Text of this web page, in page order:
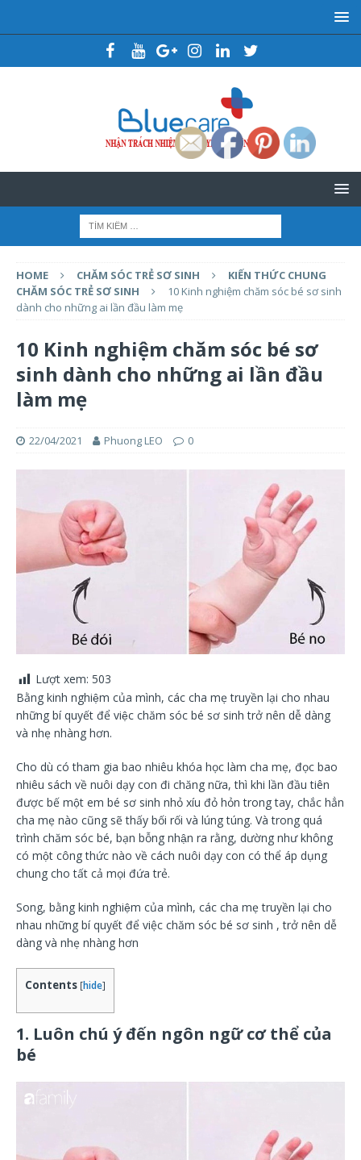
HOME CHĂM SÓC TRẺ SƠ SINH
KIẾN THỨC CHUNG
CHĂM SÓC TRẺ SƠ SINH
10 Kinh nghiệm chăm sóc bé sơ sinh
dành cho những ai lần đầu làm mẹ
10 Kinh nghiệm chăm sóc bé sơ
sinh dành cho những ai lần đầu
làm mẹ
22/04/2021 Phuong LEO 0
Lượt xem: 503
Bằng kinh nghiệm của mình, các cha mẹ truyền lại cho nhau
những bí quyết để việc chăm sóc bé sơ sinh trở nên dễ dàng
và nhẹ nhàng hơn.
Cho dù có tham gia bao nhiêu khóa học làm cha mẹ, đọc bao
nhiêu sách về nuôi dạy con đi chăng nữa, thì khi lần đầu tiên
được bế một em bé sơ sinh nhỏ xíu đỏ hỏn trong tay, chắc hẳn
cha mẹ nào cũng sẽ thấy bối rối và lúng túng. Và trong quá
trình chăm sóc bé, bạn bỗng nhận ra rằng, dường như không
có một công thức nào về cách nuôi dạy con có thể áp dụng
chung cho tất cả mọi đứa trẻ.
Song, bằng kinh nghiệm của mình, các cha mẹ truyền lại cho
nhau những bí quyết để việc chăm sóc bé sơ sinh , trở nên dễ
dàng và nhẹ nhàng hơn
Contents [hide]
1. Luôn chú ý đến ngôn ngữ cơ thể của
bé